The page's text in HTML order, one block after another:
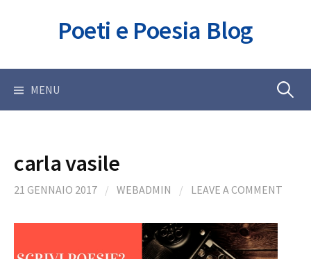
Poeti e Poesia Blog
MENU Ricerca
carla vasile
21 GENNAIO 2017 / WEBADMIN / LEAVE A COMMENT